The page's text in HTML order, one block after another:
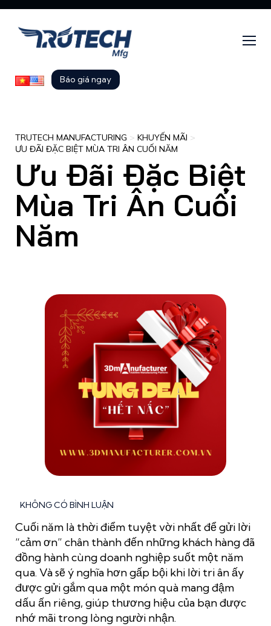
Báo giá ngay
TRUTECH MANUFACTURING > KHUYẾN MÃI >
ƯU ĐÃI ĐẶC BIỆT MÙA TRI ÂN CUỐI NĂM
Ưu Đãi Đặc Biệt
Mùa Tri Ân Cuối
Năm
KHÔNG CÓ BÌNH LUẬN
Cuối năm là thời điểm tuyệt vời nhất để gửi lời
“cảm ơn” chân thành đến những khách hàng đã
đồng hành cùng doanh nghiệp suốt một năm
qua. Và sẽ ý nghĩa hơn gấp bội khi lời tri ân ấy
được gửi gắm qua một món quà mang đậm
dấu ấn riêng, giúp thương hiệu của bạn được
nhớ mãi trong lòng người nhận.